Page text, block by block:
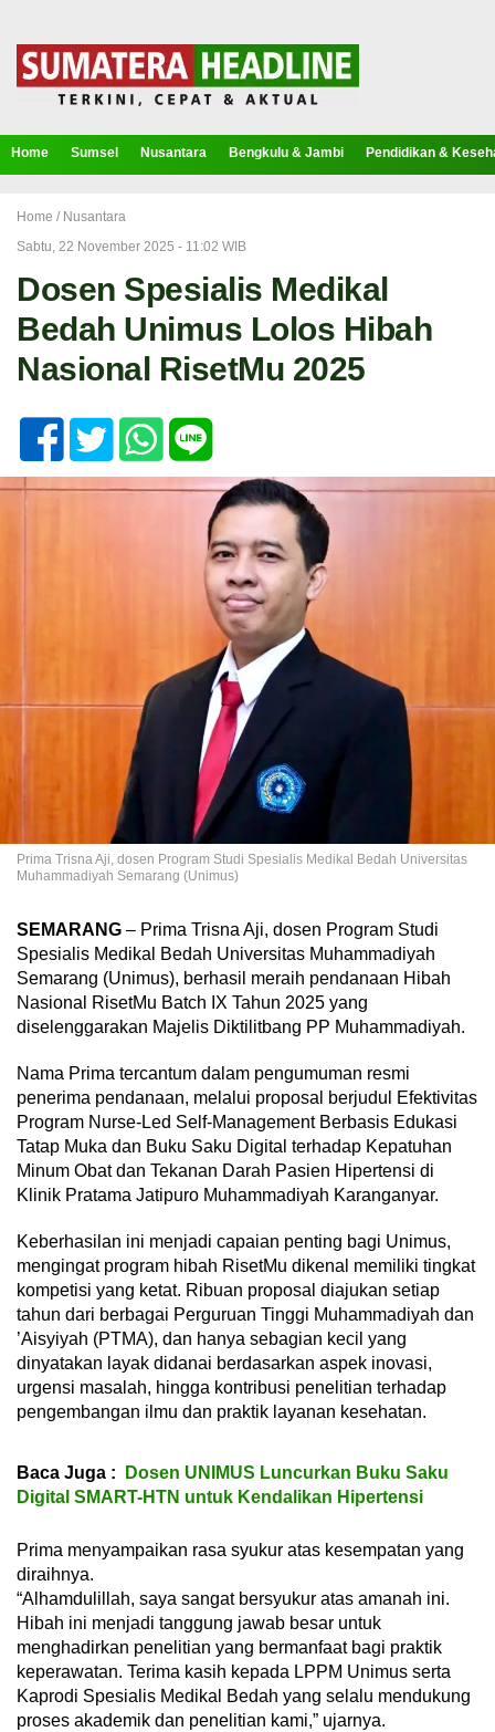
Home Sumsel Nusantara Bengkulu & Jambi Pendidikan &
Home / Nusantara
Sabtu, 22 November 2025 - 11:02 WIB
Dosen Spesialis Medikal
Bedah Unimus Lolos Hibah
Nasional RisetMu 2025
Prima Trisna Aji, dosen Program Studi Spesialis Medikal Bedah Universitas
Muhammadiyah Semarang (Unimus)
SEMARANG – Prima Trisna Aji, dosen Program Studi
Spesialis Medikal Bedah Universitas Muhammadiyah
Semarang (Unimus), berhasil meraih pendanaan Hibah
Nasional RisetMu Batch IX Tahun 2025 yang
diselenggarakan Majelis Diktilitbang PP Muhammadiyah.
Nama Prima tercantum dalam pengumuman resmi
penerima pendanaan, melalui proposal berjudul Efektivitas
Program Nurse-Led Self-Management Berbasis Edukasi
Tatap Muka dan Buku Saku Digital terhadap Kepatuhan
Minum Obat dan Tekanan Darah Pasien Hipertensi di
Klinik Pratama Jatipuro Muhammadiyah Karanganyar.
Keberhasilan ini menjadi capaian penting bagi Unimus,
mengingat program hibah RisetMu dikenal memiliki tingkat
kompetisi yang ketat. Ribuan proposal diajukan setiap
tahun dari berbagai Perguruan Tinggi Muhammadiyah dan
’Aisyiyah (PTMA), dan hanya sebagian kecil yang
dinyatakan layak didanai berdasarkan aspek inovasi,
urgensi masalah, hingga kontribusi penelitian terhadap
pengembangan ilmu dan praktik layanan kesehatan.
Baca Juga :
Dosen UNIMUS Luncurkan Buku Saku
Digital SMART-HTN untuk Kendalikan Hipertensi
Prima menyampaikan rasa syukur atas kesempatan yang
diraihnya.
“Alhamdulillah, saya sangat bersyukur atas amanah ini.
Hibah ini menjadi tanggung jawab besar untuk
menghadirkan penelitian yang bermanfaat bagi praktik
keperawatan. Terima kasih kepada LPPM Unimus serta
Kaprodi Spesialis Medikal Bedah yang selalu mendukung
proses akademik dan penelitian kami,” ujarnya.